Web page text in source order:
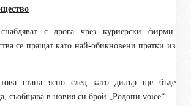
с дрога чрез куриерски фирми.
се пращат като най-обикновени пратки из
стана ясно след като дилър ще бъде
съобщава в новия си брой „Родопи voice“.